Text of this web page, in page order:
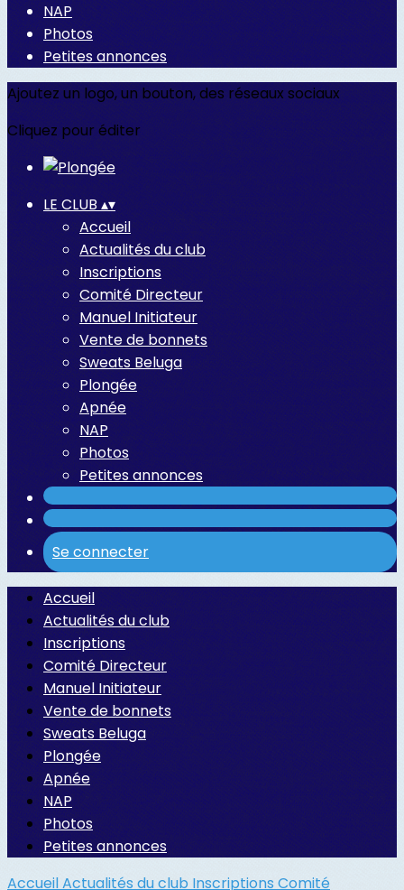
NAP
Photos
Petites annonces
Ajoutez un logo, un bouton, des réseaux sociaux
Cliquez pour éditer
LE CLUB▴▾
Accueil
Actualités du club
Inscriptions
Comité Directeur
Manuel Initiateur
Vente de bonnets
Sweats Beluga
Plongée
Apnée
NAP
Photos
Petites annonces
Se connecter
Accueil
Actualités du club
Inscriptions
Comité Directeur
Manuel Initiateur
Vente de bonnets
Sweats Beluga
Plongée
Apnée
NAP
Photos
Petites annonces
AccueilActualités du club Inscriptions Comité